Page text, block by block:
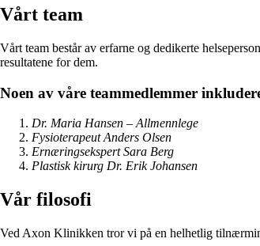
Vårt team
Vårt team består av erfarne og dedikerte
resultatene for dem.
Noen av våre teammedlemmer
Dr. Maria Hansen – Allmennlege
Fysioterapeut Anders Olsen
Ernæringsekspert Sara Berg
Plastisk kirurg Dr. Erik Johansen
Vår filosofi
Ved Axon Klinikken tror vi på en helhetlig